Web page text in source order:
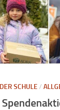
SCHULE/